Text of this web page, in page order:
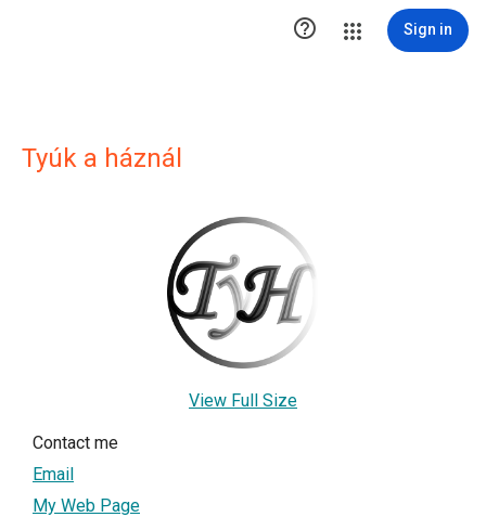
 Sign in
Tyúk a háznál
View Full Size
Contact me
Email
My Web Page